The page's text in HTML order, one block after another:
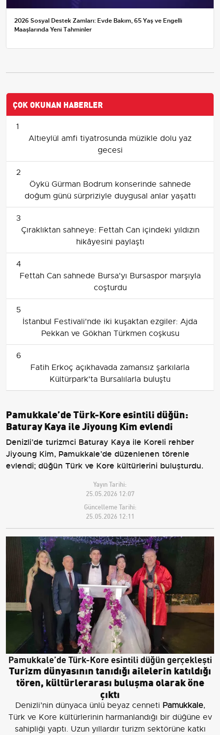
2026 Sosyal Destek Zamları: Evde Bakım, 65 Yaş ve Engelli
Maaşlarında Yeni Tahminler
ÇOK OKUNAN HABERLER
1
Altıeylül amfi tiyatrosunda müzikle dolu yaz
gecesi
2
Öykü Gürman Bodrum konserinde sahnede
doğum günü sürpriziyle duygusal anlar yaşattı
3
Çıraklıktan sahneye: Fettah Can içindeki yıldızın
hikâyesini paylaştı
4
Fettah Can sahnede Bursa'yı Bursaspor marşıyla
coşturdu
5
İstanbul Festivali'nde iki kuşaktan ezgiler: Ajda
Pekkan ve Gökhan Türkmen coşkusu
6
Fatih Erkoç açıkhavada zamansız şarkılarla
Kültürpark'ta Bursalılarla buluştu
Pamukkale’de Türk-Kore esintili düğün:
Baturay Kaya ile Jiyoung Kim evlendi
Denizli’de turizmci Baturay Kaya ile Koreli rehber
Jiyoung Kim, Pamukkale’de düzenlenen törenle
evlendi; düğün Türk ve Kore kültürlerini buluşturdu.
Yayın Tarihi:
25.05.2026 12:07
Güncelleme Tarihi:
25.05.2026 12:11
Pamukkale’de Türk-Kore esintili düğün gerçekleşti
Turizm dünyasının tanıdığı ailelerin katıldığı
tören, kültürlerarası buluşma olarak öne
çıktı
Denizli’nin dünyaca ünlü beyaz cenneti Pamukkale,
Türk ve Kore kültürlerinin harmanlandığı bir düğüne ev
sahipliği yaptı. Uzun yıllardır turizm sektörüne katkı